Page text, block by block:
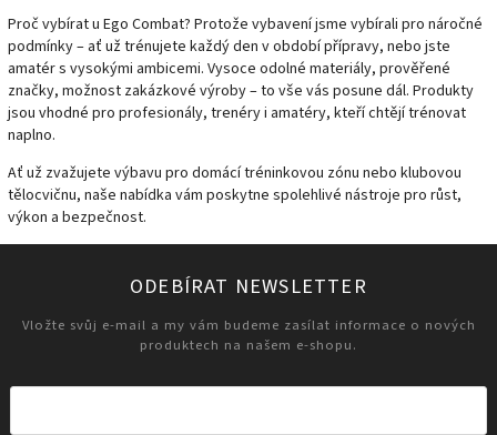
Proč vybírat u Ego Combat? Protože vybavení jsme vybírali pro náročné
podmínky – ať už trénujete každý den v období přípravy, nebo jste
amatér s vysokými ambicemi. Vysoce odolné materiály, prověřené
značky, možnost zakázkové výroby – to vše vás posune dál. Produkty
jsou vhodné pro profesionály, trenéry i amatéry, kteří chtějí trénovat
naplno.
Ať už zvažujete výbavu pro domácí tréninkovou zónu nebo klubovou
tělocvičnu, naše nabídka vám poskytne spolehlivé nástroje pro růst,
výkon a bezpečnost.
ODEBÍRAT NEWSLETTER
Vložte svůj e-mail a my vám budeme zasílat informace o nových
produktech na našem e-shopu.